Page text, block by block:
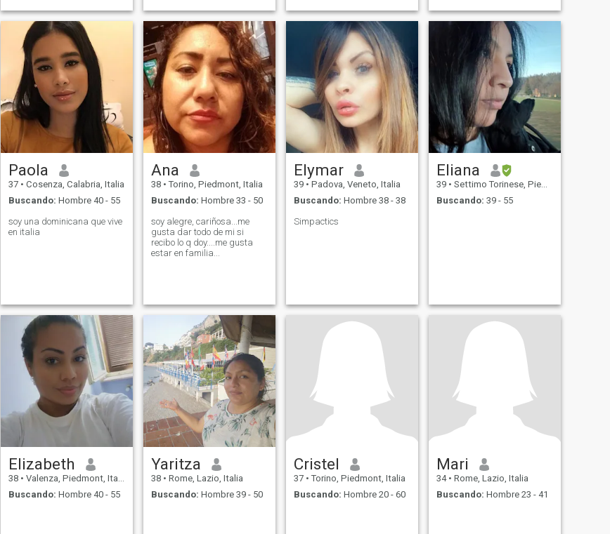
Paola
37 • Cosenza, Calabria, Italia
Buscando: Hombre 40 - 55
soy una dominicana que vive
en italia
Ana
38 • Torino, Piedmont, Italia
Buscando: Hombre 33 - 50
soy alegre, cariñosa...me
gusta dar todo de mi si
recibo lo q doy....me gusta
estar en familia...
Elymar
39 • Padova, Veneto, Italia
Buscando: Hombre 38 - 38
Simpactics
Eliana
39 • Settimo Torinese, Piedmont, Italia
Buscando: 39 - 55
Elizabeth
38 • Valenza, Piedmont, Italia
Buscando: Hombre 40 - 55
Yaritza
38 • Rome, Lazio, Italia
Buscando: Hombre 39 - 50
Cristel
37 • Torino, Piedmont, Italia
Buscando: Hombre 20 - 60
Mari
34 • Rome, Lazio, Italia
Buscando: Hombre 23 - 41